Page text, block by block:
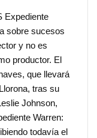
Expediente
sobre sucesos
y no es
productor. El
que llevará
tras su
Johnson,
Warren:
todavía el